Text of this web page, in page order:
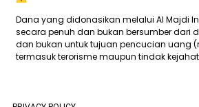
Dana yang didonasikan melalui Al Majdi
secara penuh dan bukan bersumber dari
dan bukan untuk tujuan pencucian uang
termasuk terorisme maupun tindak